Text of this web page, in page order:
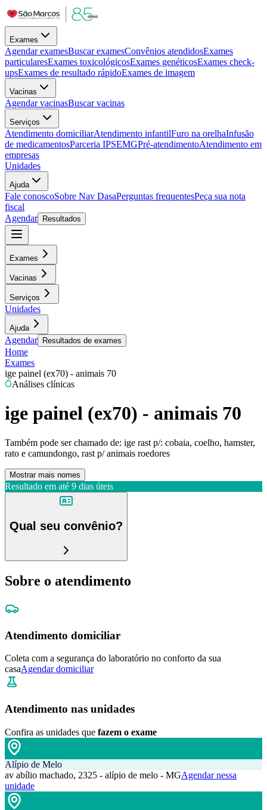
Exames
Agendar examesBuscar examesConvênios atendidosExames
particularesExames toxicológicosExames genéticosExames check-
upsExames de resultado rápidoExames de imagem
Vacinas
Agendar vacinasBuscar vacinas
Serviços
Atendimento domiciliarAtendimento infantilFuro na orelhaInfusão
de medicamentosParceria IPSEMGPré-atendimentoAtendimento em
empresas
Unidades
Ajuda
Fale conoscoSobre Nav DasaPerguntas frequentesPeça sua nota
fiscal
Agendar
Resultados
Exames
Vacinas
Serviços
Unidades
Ajuda
Agendar Resultados de exames
Home
Exames
ige painel (ex70) - animais 70
Análises clínicas
ige painel (ex70) - animais 70
Também pode ser chamado de: ige rast p/: cobaia, coelho, hamster,
rato e camundongo, rast p/ animais roedores
Mostrar mais nomes
Resultado em até 9 dias úteis
Qual seu convênio?
Sobre o atendimento
Atendimento domiciliar
Coleta com a segurança do laboratório no conforto da sua
casaAgendar domiciliar
Atendimento nas unidades
Confira as unidades que fazem o exame
Alípio de Melo
av abílio machado, 2325 - alípio de melo - MGAgendar nessa
unidade